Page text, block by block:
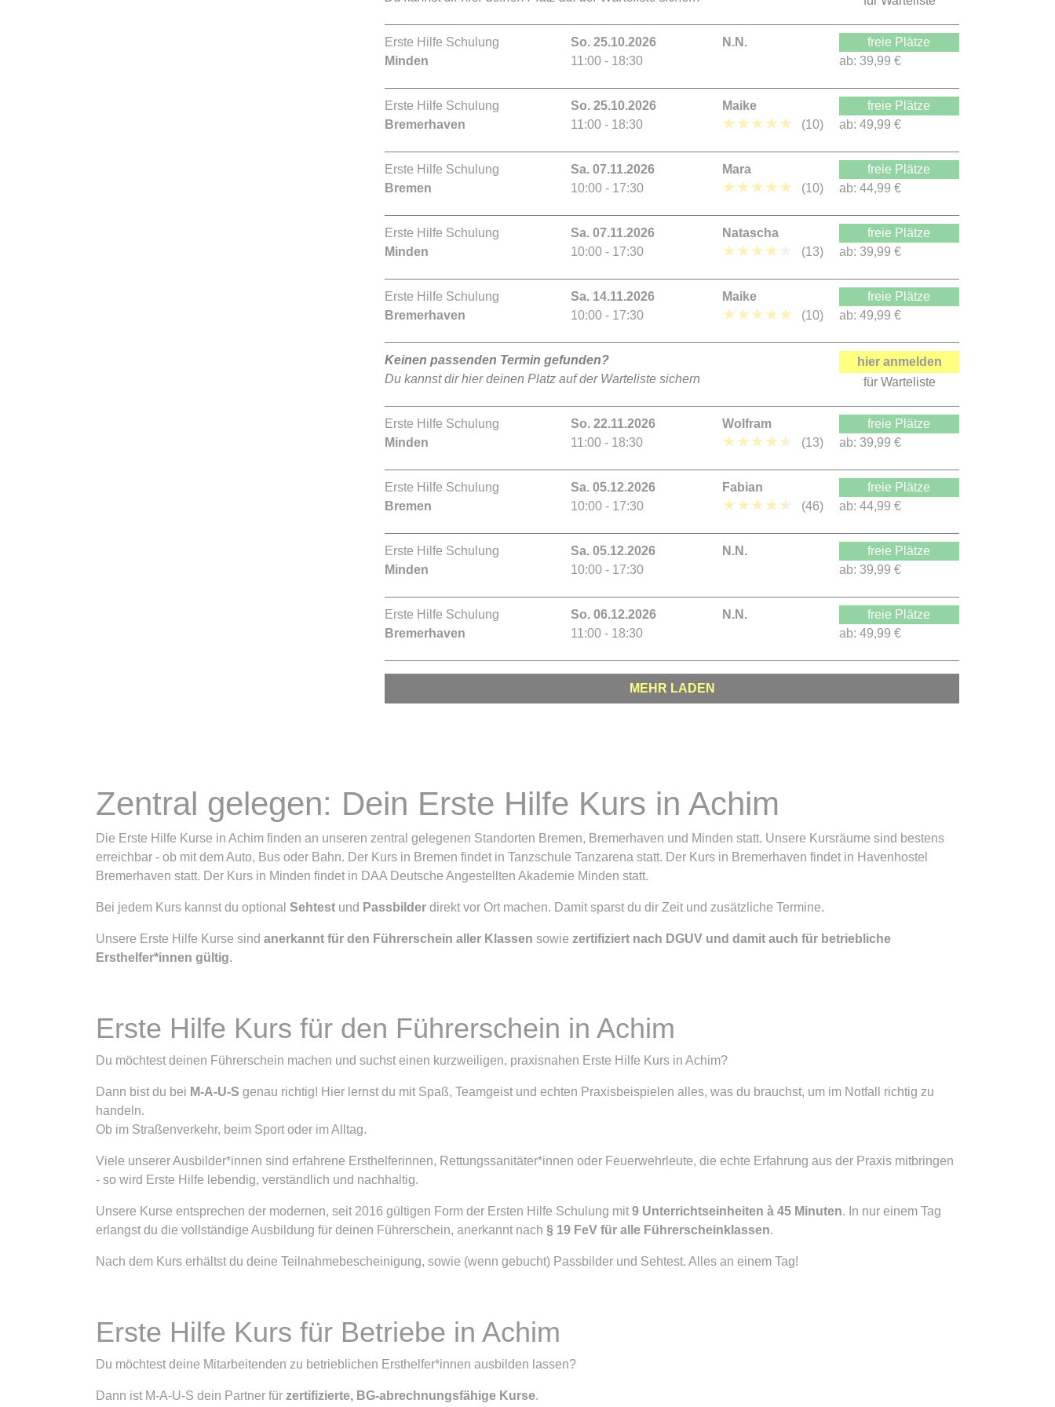
Erste Hilfe Schulung
Minden
So. 25.10.2026
11:00 - 18:30
N.N.
freie Plätze
ab: 39,99 €
Erste Hilfe Schulung
Bremerhaven
So. 25.10.2026
11:00 - 18:30
Maike
★★★★★ (10)
freie Plätze
ab: 49,99 €
Erste Hilfe Schulung
Bremen
Sa. 07.11.2026
10:00 - 17:30
Mara
★★★★★ (10)
freie Plätze
ab: 44,99 €
Erste Hilfe Schulung
Minden
Sa. 07.11.2026
10:00 - 17:30
Natascha
★★★★ (13)
freie Plätze
ab: 39,99 €
Erste Hilfe Schulung
Bremerhaven
Sa. 14.11.2026
10:00 - 17:30
Maike
★★★★★ (10)
freie Plätze
ab: 49,99 €
Keinen passenden Termin gefunden?
Du kannst dir hier deinen Platz auf der Warteliste sichern
hier anmelden
für Warteliste
Erste Hilfe Schulung
Minden
So. 22.11.2026
11:00 - 18:30
Wolfram
★★★★★ (13)
freie Plätze
ab: 39,99 €
Erste Hilfe Schulung
Bremen
Sa. 05.12.2026
10:00 - 17:30
Fabian
★★★★★ (46)
freie Plätze
ab: 44,99 €
Erste Hilfe Schulung
Minden
Sa. 05.12.2026
10:00 - 17:30
N.N.
freie Plätze
ab: 39,99 €
Erste Hilfe Schulung
Bremerhaven
So. 06.12.2026
11:00 - 18:30
N.N.
freie Plätze
ab: 49,99 €
MEHR LADEN
Zentral gelegen: Dein Erste Hilfe Kurs in Achim
Die Erste Hilfe Kurse in Achim finden an unseren zentral gelegenen Standorten Bremen, Bremerhaven und Minden statt. Unsere Kursräume sind bestens
erreichbar - ob mit dem Auto, Bus oder Bahn. Der Kurs in Bremen findet in Tanzschule Tanzarena statt. Der Kurs in Bremerhaven findet in Havenhostel
Bremerhaven statt. Der Kurs in Minden findet in DAA Deutsche Angestellten Akademie Minden statt.
Bei jedem Kurs kannst du optional Sehtest und Passbilder direkt vor Ort machen. Damit sparst du dir Zeit und zusätzliche Termine.
Unsere Erste Hilfe Kurse sind anerkannt für den Führerschein aller Klassen sowie zertifiziert nach DGUV und damit auch für betriebliche
Ersthelfer*innen gültig.
Erste Hilfe Kurs für den Führerschein in Achim
Du möchtest deinen Führerschein machen und suchst einen kurzweiligen, praxisnahen Erste Hilfe Kurs in Achim?
Dann bist du bei M-A-U-S genau richtig! Hier lernst du mit Spaß, Teamgeist und echten Praxisbeispielen alles, was du brauchst, um im Notfall richtig zu
handeln.
Ob im Straßenverkehr, beim Sport oder im Alltag.
Viele unserer Ausbilder*innen sind erfahrene Ersthelferinnen, Rettungssanitäter*innen oder Feuerwehrleute, die echte Erfahrung aus der Praxis mitbringen
- so wird Erste Hilfe lebendig, verständlich und nachhaltig.
Unsere Kurse entsprechen der modernen, seit 2016 gültigen Form der Ersten Hilfe Schulung mit 9 Unterrichtseinheiten à 45 Minuten. In nur einem Tag
erlangst du die vollständige Ausbildung für deinen Führerschein, anerkannt nach § 19 FeV für alle Führerscheinklassen.
Nach dem Kurs erhältst du deine Teilnahmebescheinigung, sowie (wenn gebucht) Passbilder und Sehtest. Alles an einem Tag!
Erste Hilfe Kurs für Betriebe in Achim
Du möchtest deine Mitarbeitenden zu betrieblichen Ersthelfer*innen ausbilden lassen?
Dann ist M-A-U-S dein Partner für zertifizierte, BG-abrechnungsfähige Kurse.